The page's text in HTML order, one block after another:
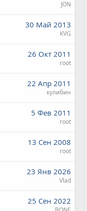
JON
30 Май 2013
KVG
26 Окт 2011
root
22 Апр 2011
кулибин
5 Фев 2011
root
13 Сен 2008
root
23 Янв 2026
Vlad
25 Сен 2022